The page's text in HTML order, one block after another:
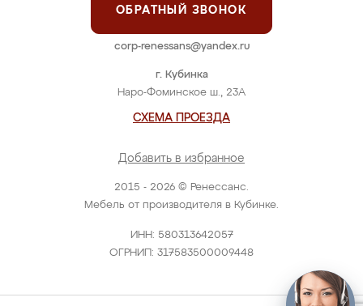
2015 - 2026 © Ренессанс.
Мебель от производителя в Кубинке.
ИНН: 580313642057
ОГРНИП: 317583500009448
г. Кубинка
Наро-Фоминское ш., 23А
СХЕМА ПРОЕЗДА
Добавить в избранное
ОБРАТНЫЙ ЗВОНОК
corp-renessans@yandex.ru